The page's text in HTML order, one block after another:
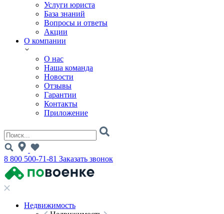
Услуги юриста
База знаний
Вопросы и ответы
Акции
О компании
О нас
Наша команда
Новости
Отзывы
Гарантии
Контакты
Приложение
8 800 500-71-81 Заказать звонок
Недвижимость